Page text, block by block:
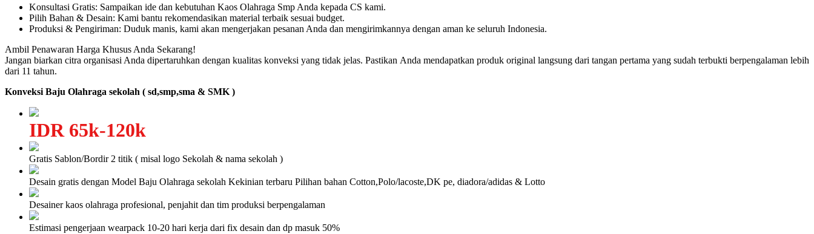
Konsultasi Gratis: Sampaikan ide dan kebutuhan Kaos Olahraga Smp Anda kepada CS kami.
Pilih Bahan & Desain: Kami bantu rekomendasikan material terbaik sesuai budget.
Produksi & Pengiriman: Duduk manis, kami akan mengerjakan pesanan Anda dan mengirimkannya dengan aman ke seluruh Indonesia.
Ambil Penawaran Harga Khusus Anda Sekarang!
Jangan biarkan citra organisasi Anda dipertaruhkan dengan kualitas konveksi yang tidak jelas. Pastikan Anda mendapatkan produk original langsung dari tangan pertama yang sudah terbukti berpengalaman lebih
dari 11 tahun.
Konveksi Baju Olahraga sekolah ( sd,smp,sma & SMK )
IDR 65k-120k
Gratis Sablon/Bordir 2 titik ( misal logo Sekolah & nama sekolah )
Desain gratis dengan Model Baju Olahraga sekolah Kekinian terbaru Pilihan bahan Cotton,Polo/lacoste,DK pe, diadora/adidas & Lotto
Desainer kaos olahraga profesional, penjahit dan tim produksi berpengalaman
Estimasi pengerjaan wearpack 10-20 hari kerja dari fix desain dan dp masuk 50%